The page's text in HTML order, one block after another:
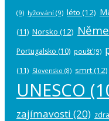
(9) lyžování (9) léto (12)
(11) Norsko (12)
Portugalsko (10) poušť(9)
(11) Slovensko (8) smrt(12)
UNESCO
zajímavosti (20)